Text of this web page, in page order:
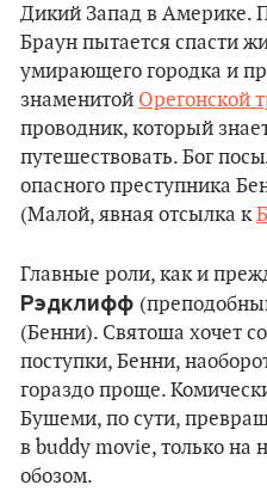
Дикий Запад в Америке.
Браун пытается спасти
умирающего городка и
знаменитой Орегонской
проводник, который
путешествовать. Бог
опасного преступника
(Малой, явная отсылка к
Главные роли, как и
Рэдклифф
(Бенни). Святоша хочет
поступки, Бенни,
гораздо проще.
Бушеми, по сути,
в buddy movie, только на
обозом.